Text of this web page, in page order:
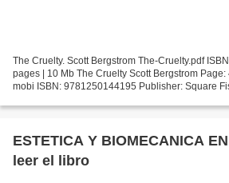
The Cruelty. Scott Bergstrom The-Cruelty.pdf
pages | 10 Mb The Cruelty Scott Bergstrom Page:
mobi ISBN: 9781250144195 Publisher: Square
ESTETICA Y BIOMECANICA
leer el libro